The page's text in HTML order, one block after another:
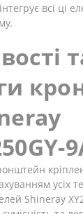
всі ці
усіх
Shineray